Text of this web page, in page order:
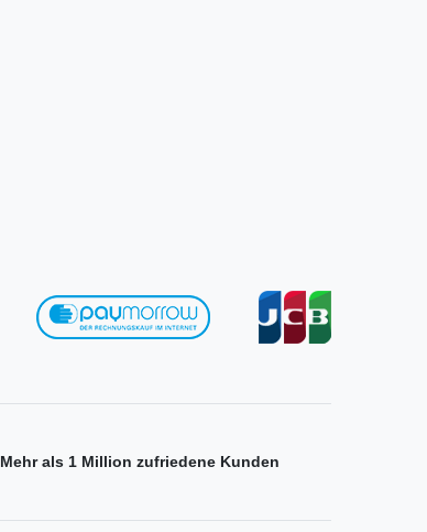
Mehr als 1 Million zufriedene Kunden